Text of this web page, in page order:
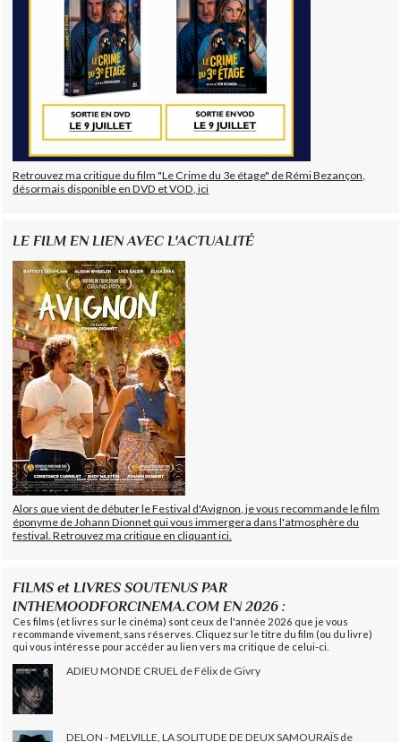
Retrouvez ma critique du film "Le Crime du 3e étage" de Rémi Bezançon,
désormais disponible en DVD et VOD, ici
LE FILM EN LIEN AVEC L'ACTUALITÉ
Alors que vient de débuter le Festival d'Avignon, je vous recommande le film
éponyme de Johann Dionnet qui vous immergera dans l'atmosphère du
festival. Retrouvez ma critique en cliquant ici.
FILMS et LIVRES SOUTENUS PAR
INTHEMOODFORCINEMA.COM EN 2026 :
Ces films (et livres sur le cinéma) sont ceux de l'année 2026 que je vous
recommande vivement, sans réserves. Cliquez sur le titre du film (ou du livre)
qui vous intéresse pour accéder au lien vers ma critique de celui-ci.
ADIEU MONDE CRUEL de Félix de Givry
DELON - MELVILLE, LA SOLITUDE DE DEUX SAMOURAÏS de